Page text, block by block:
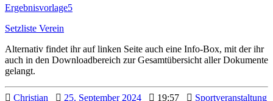
Ergebnisvorlage5
Setzliste Verein
Alternativ findet ihr auf linken Seite auch eine Info-Box, mit der ihr
auch in den Downloadbereich zur Gesamtübersicht aller Dokumente
gelangt.
Christian 25. September 2024 19:57 Sportveranstaltung